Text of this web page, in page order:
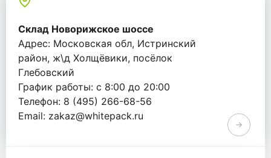
Склад Новорижское шоссе
Адрес: Московская обл, Истринский
район, ж\д Холщёвики, посёлок
Глебовский
График работы: с 8:00 до 20:00
Телефон: 8 (495) 266-68-56
Email: zakaz@whitepack.ru